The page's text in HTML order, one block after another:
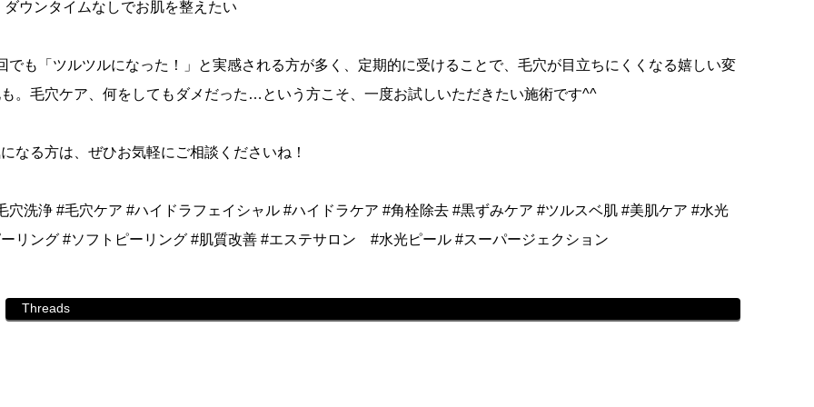
ダウンタイムなしでお肌を整えたい
でも「ツルツルになった！」と実感される方が多く、定期的に受けることで、毛穴が目立ちにくくなる嬉しい変
。毛穴ケア、何をしてもダメだった…という方こそ、一度お試しいただきたい施術です^^
なる方は、ぜひお気軽にご相談くださいね！
穴洗浄 #毛穴ケア #ハイドラフェイシャル #ハイドラケア #角栓除去 #黒ずみケア #ツルスベ肌 #美肌ケア #水光
リング #ソフトピーリング #肌質改善 #エステサロン #水光ピール #スーパージェクション
Threads